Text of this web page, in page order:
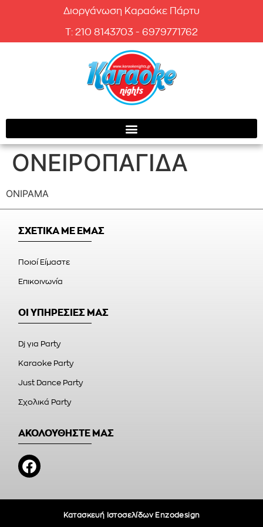
Διοργάνωση Καραόκε Πάρτυ
T: 210 8143703 - 6979771762
ΟΝΕΙΡΟΠΑΓΙΔΑ
ΟΝΙΡΑΜΑ
ΣΧΕΤΙΚΑ ΜΕ ΕΜΑΣ
Ποιοί Είμαστε
Επικοινωνία
ΟΙ ΥΠΗΡΕΣΙΕΣ ΜΑΣ
Dj για Party
Karaoke Party
Just Dance Party
Σχολικά Party
ΑΚΟΛΟΥΘΗΣΤΕ ΜΑΣ
Κατασκευή Ιστοσελίδων Enzodesign